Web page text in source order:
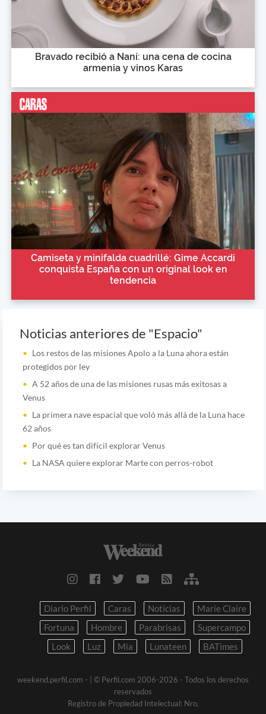
Bravado recibió a Naní: una cena de cocina
armenia y vinos Karas
Camiseta y minifalda cuadrillé: Gime Accardi
conquista España con un original look en
tendencia
Noticias anteriores de "Espacio"
Los restos de las misiones Apolo a la Luna ahora están
protegidos por ley
A 52 años de una de las misiones rusas más exitosas a
Venus
La primera nave espacial que voló más allá de la Luna hace
62 años
Por qué es tan difícil explorar Venus
La NASA quiere explorar Marte con perros-robot
Diario Perfil Caras Noticias
Marie Claire
Fortuna
Hombre Parabrisas
Supercampo
Look
Luz Mia Lunateen BATimes
weekend.perfil.com - | © Perfil.com 2006-2026 - Todos los derechos
reservados
Registro de Propiedad Intelectual: Nro.